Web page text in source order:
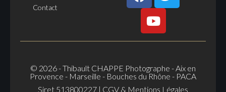
Contact
© 2026 - Thibault CHAPPE Photographe - Aix en
Provence - Marseille - Bouches du Rhône - PACA
Siret 513800227 | CGV & Mentions Légales